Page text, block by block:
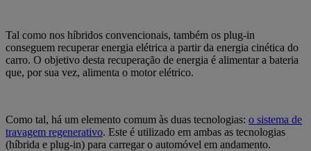
Tal como nos híbridos convencionais, também os plug-in
conseguem recuperar energia elétrica a partir da energia cinética do
carro. O objetivo desta recuperação de energia é alimentar a bateria
que, por sua vez, alimenta o motor elétrico.
Como tal, há um elemento comum às duas tecnologias: o sistema de
travagem regenerativo. Este é utilizado em ambas as tecnologias
(híbrida e plug-in) para carregar o automóvel em andamento.